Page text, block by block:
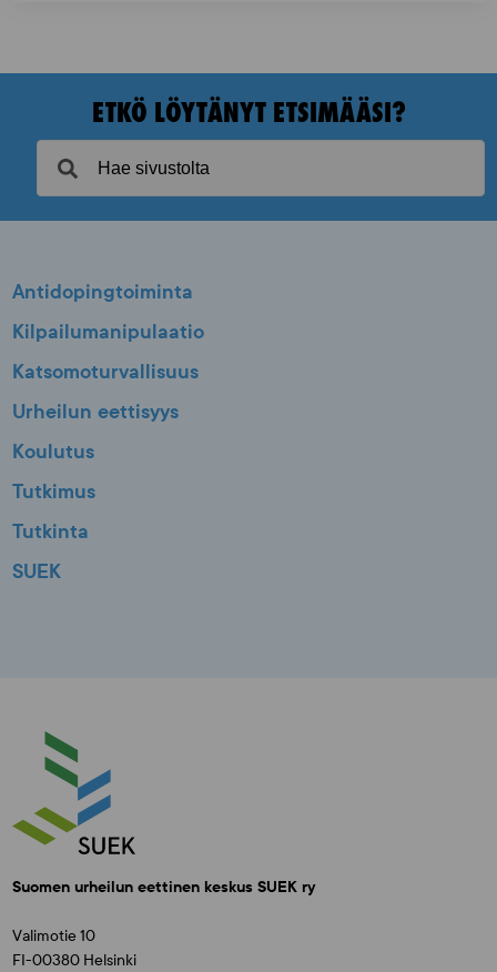
ETKÖ LÖYTÄNYT ETSIMÄÄSI?
Antidopingtoiminta
Kilpailumanipulaatio
Katsomoturvallisuus
Urheilun eettisyys
Koulutus
Tutkimus
Tutkinta
SUEK
Suomen urheilun eettinen keskus SUEK ry
Valimotie 10
FI-00380 Helsinki